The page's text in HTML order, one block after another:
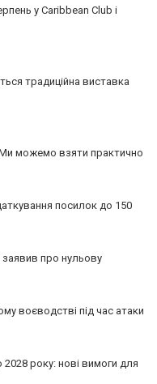
у Caribbean Club і
традиційна виставка
можемо взяти практично
посилок до 150
заявив про нульову
воєводстві під час атаки
року: нові вимоги для